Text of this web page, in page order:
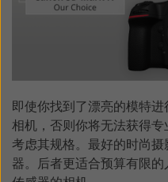
即使你找到了漂亮的模特
相机，否则你将无法获得
考虑其规格。最好的时尚
器。后者更适合预算有限